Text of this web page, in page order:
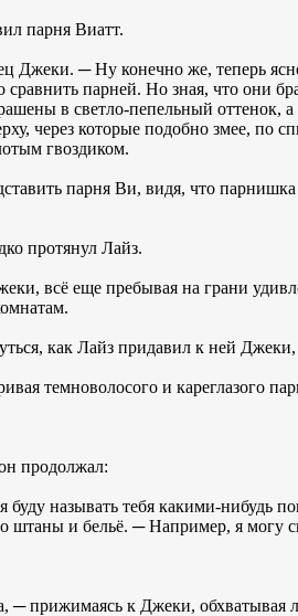
парня Виатт.
Джеки. ─ Ну конечно же, теперь
парней. Но зная, что они
в светло-пепельный оттенок,
через которые подобно змее, по
гвоздиком.
парня Ви, видя, что парнишка
протянул Лайз.
всё еще пребывая на грани
как Лайз придавил к ней
темноволосого и кареглазого
продолжал:
буду называть тебя какими-нибудь
штаны и бельё. ─ Например, я могу
прижимаясь к Джеки, обхватывая